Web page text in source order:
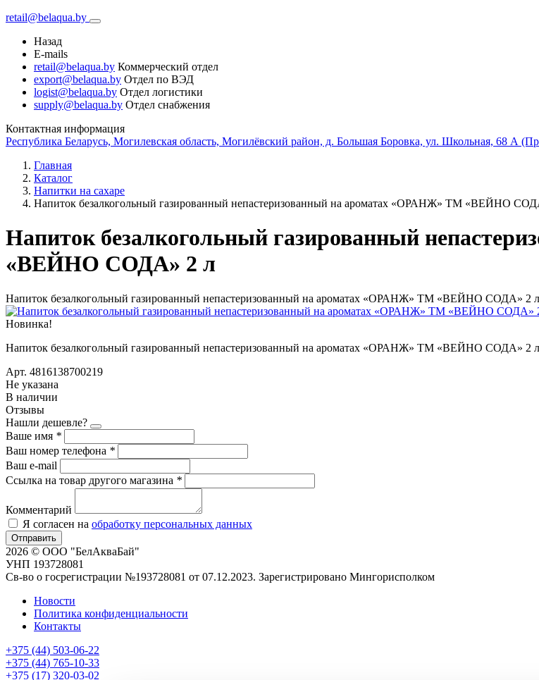
retail@belaqua.by
Назад
E-mails
retail@belaqua.by Коммерческий отдел
export@belaqua.by Отдел по ВЭД
logist@belaqua.by Отдел логистики
supply@belaqua.by Отдел снабжения
Контактная информация
Республика Беларусь, Могилевская область, Могилёвский район, д. Большая Боровка, ул. Школьная, 68 А
Главная
Каталог
Напитки на сахаре
Напиток безалкогольный газированный непастеризованный на ароматах «ОРАНЖ» ТМ «ВЕЙНО
Напиток безалкогольный газированный
«ВЕЙНО СОДА» 2 л
Напиток безалкогольный газированный непастеризованный на ароматах «ОРАНЖ» ТМ «ВЕЙНО СОДА» 2 л
Новинка!
Напиток безалкогольный газированный непастеризованный на ароматах «ОРАНЖ» ТМ «ВЕЙНО СОДА» 2 л
Арт. 4816138700219
Не указана
В наличии
Отзывы
Нашли дешевле?
Ваше имя *
Ваш номер телефона *
Ваш e-mail
Ссылка на товар другого магазина *
Комментарий
Я согласен на обработку персональных данных
Отправить
2026 © ООО "БелАкваБай"
УНП 193728081
Св-во о госрегистрации №193728081 от 07.12.2023. Зарегистрировано Мингорисполком
Новости
Политика конфиденциальности
Контакты
+375 (44) 503-06-22
+375 (44) 765-10-33
+375 (17) 320-03-02